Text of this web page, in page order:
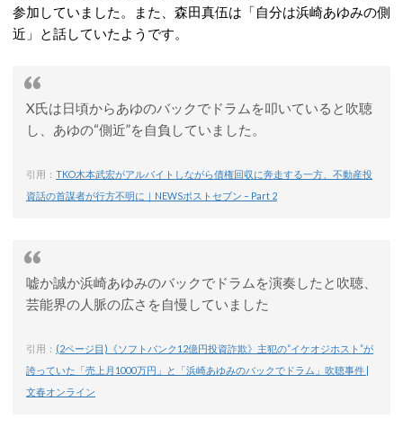
参加していました。また、森田真伍は「自分は浜崎あゆみの側
近」と話していたようです。
X氏は日頃からあゆのバックでドラムを叩いていると吹聴
し、あゆの“側近”を自負していました。
引用： TKO木本武宏がアルバイトしながら債権回収に奔走する一方、不動産投
資話の首謀者が行方不明に｜NEWSポストセブン – Part 2
嘘か誠か浜崎あゆみのバックでドラムを演奏したと吹聴、
芸能界の人脈の広さを自慢していました
引用： (2ページ目)《ソフトバンク12億円投資詐欺》主犯の“イケオジホスト”が
誇っていた「売上月1000万円」と「浜崎あゆみのバックでドラム」吹聴事件 |
文春オンライン